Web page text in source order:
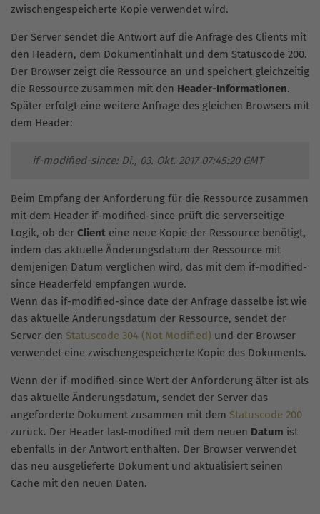
zwischengespeicherte Kopie verwendet wird.
Der Server sendet die Antwort auf die Anfrage des Clients mit
den Headern, dem Dokumentinhalt und dem Statuscode 200.
Der Browser zeigt die Ressource an und speichert gleichzeitig
die Ressource zusammen mit den Header-Informationen.
Später erfolgt eine weitere Anfrage des gleichen Browsers mit
dem Header:
if-modified-since: Di., 03. Okt. 2017 07:45:20 GMT
Beim Empfang der Anforderung für die Ressource zusammen
mit dem Header if-modified-since prüft die serverseitige
Logik, ob der Client eine neue Kopie der Ressource benötigt,
indem das aktuelle Änderungsdatum der Ressource mit
demjenigen Datum verglichen wird, das mit dem if-modified-
since Headerfeld empfangen wurde.
Wenn das if-modified-since date der Anfrage dasselbe ist wie
das aktuelle Änderungsdatum der Ressource, sendet der
Server den Statuscode 304 (Not Modified) und der Browser
verwendet eine zwischengespeicherte Kopie des Dokuments.
Wenn der if-modified-since Wert der Anforderung älter ist als
das aktuelle Änderungsdatum, sendet der Server das
angeforderte Dokument zusammen mit dem Statuscode 200
zurück. Der Header last-modified mit dem neuen Datum ist
ebenfalls in der Antwort enthalten. Der Browser verwendet
das neu ausgelieferte Dokument und aktualisiert seinen
Cache mit den neuen Daten.